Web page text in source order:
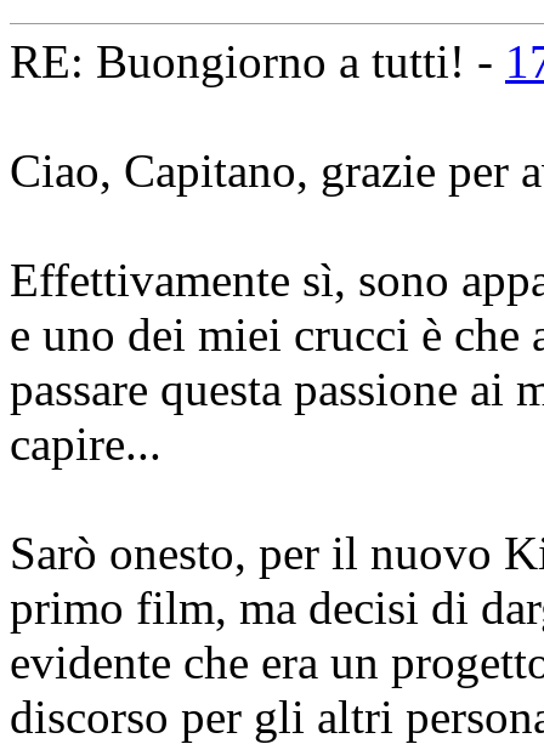
RE: Buongiorno a tutti! -
Ciao, Capitano, grazie per
Effettivamente sì, sono
e uno dei miei crucci è che
passare questa passione
capire...
Sarò onesto, per il nuovo
primo film, ma decisi di
evidente che era un
discorso per gli altri